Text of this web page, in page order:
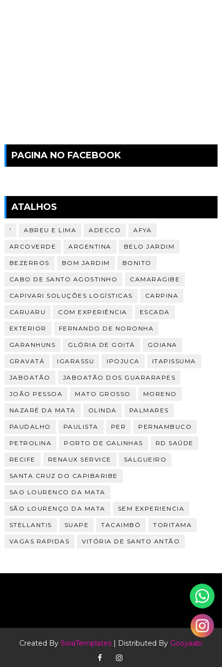
PAGINA NO FACEBOOK
ATALHOS
' ABREU E LIMA ADECCO AFYA
ARCOVERDE ARGENTINA BELO JARDIM
BEZERROS BOM JARDIM BONITO
CABO DE SANTO AGOSTINHO CAMARAGIBE
CAPIVARI SOLUÇÕES LOGÍSTICAS CARPINA
CARUARU COM EXPERIÊNCIA ESCADA
EXTERIOR FERNANDO DE NORONHA
GARANHUNS GLÓRIA DE GOITÁ GOIANA
GRAVATÁ IGARASSU IPOJUCA ITAPISSUMA
JABOATÃO JABOATÃO DOS GUARARAPES
JOÃO PESSOA MATO GROSSO MORENO
NAZARÉ DA MATA OLINDA PALMARES
PAUDALHO PAULISTA PER PERNAMBUCO
PETROLINA PORTO DE GALINHAS RD SAÚDE
RECIFE RENAUX SERVICE SALGUEIRO
SANTA CRUZ DO CAPIBARIBE
SAO LOURENCO DA MATA
SÃO LOURENÇO DA MATA SEM EXPERIENCIA
STELLANTIS SUAPE TACAIMBÓ TORITAMA
VAGAS RAPIDAS VITÓRIA DE SANTO ANTÃO
Created BySoraTemplates | Distributed By Gooyaabi